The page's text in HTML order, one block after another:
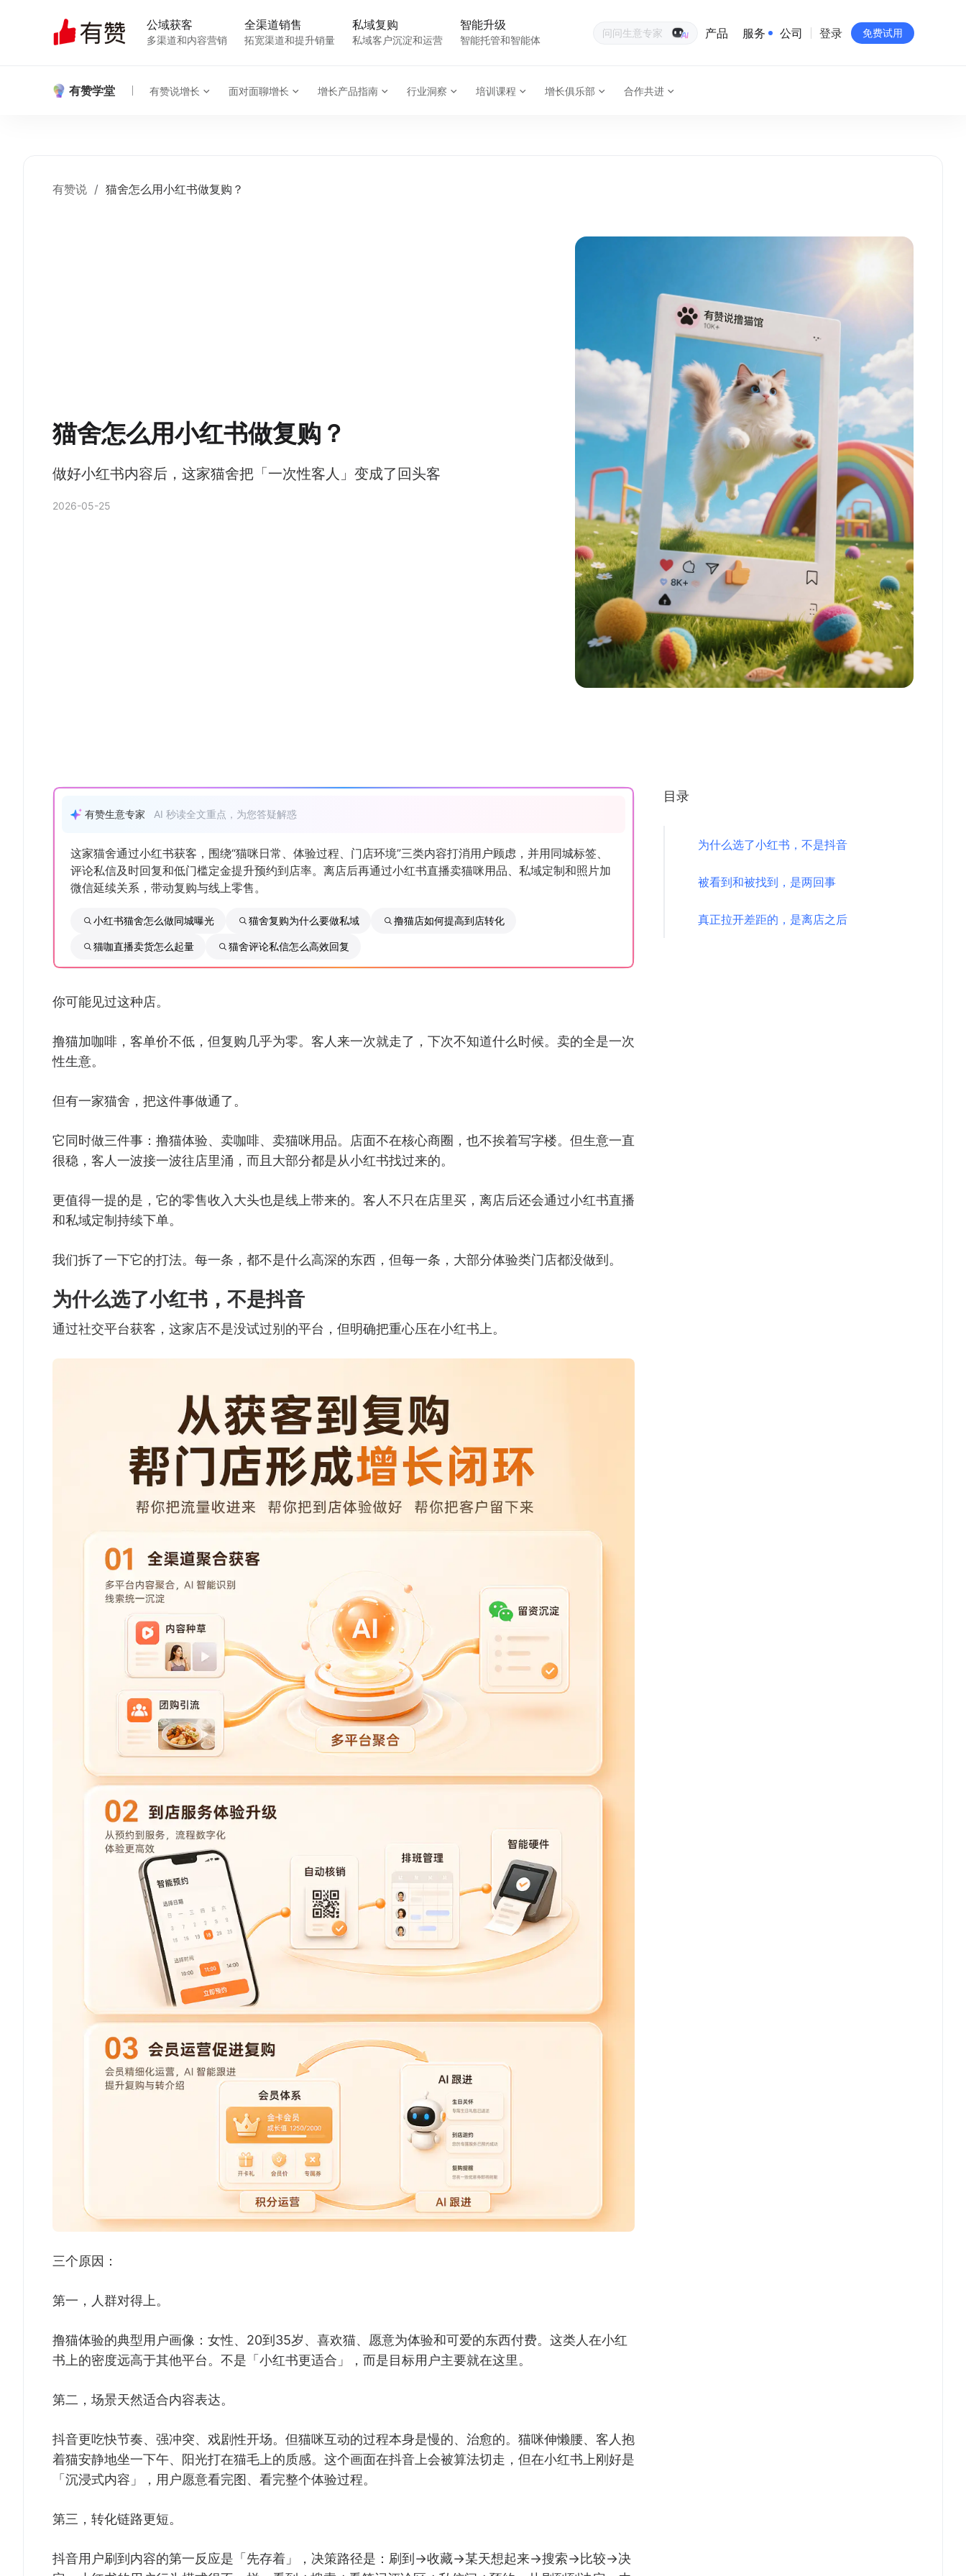
公域获客
多渠道和内容营销
全渠道销售
拓宽渠道和提升销量
私域复购
私域客户沉淀和运营
智能升级
智能托管和智能体
生意专家
产品 服务 公司 登录 免费试用
有赞学堂 有赞说增长 面对面聊增长 增长产品指南 行业洞察 培训课程 增长俱乐部 合作共进
有赞说 / 猫舍怎么用小红书做复购？
猫舍怎么用小红书做复购？
做好小红书内容后，这家猫舍把「一次性客人」变成了回头客
2026-05-25
有赞生意专家 AI 秒读全文重点，为您答疑解惑
这家猫舍通过小红书获客，围绕“猫咪日常、体验过程、门店环境”三类内容打消用户顾虑，并用同城标签、
评论私信及时回复和低门槛定金提升预约到店率。离店后再通过小红书直播卖猫咪用品、私域定制和照片加
微信延续关系，带动复购与线上零售。
小红书猫舍怎么做同城曝光 猫舍复购为什么要做私域 撸猫店如何提高到店转化
猫咖直播卖货怎么起量 猫舍评论私信怎么高效回复
你可能见过这种店。
撸猫加咖啡，客单价不低，但复购几乎为零。客人来一次就走了，下次不知道什么时候。卖的全是一次
性生意。
但有一家猫舍，把这件事做通了。
它同时做三件事：撸猫体验、卖咖啡、卖猫咪用品。店面不在核心商圈，也不挨着写字楼。但生意一直
很稳，客人一波接一波往店里涌，而且大部分都是从小红书找过来的。
更值得一提的是，它的零售收入大头也是线上带来的。客人不只在店里买，离店后还会通过小红书直播
和私域定制持续下单。
我们拆了一下它的打法。每一条，都不是什么高深的东西，但每一条，大部分体验类门店都没做到。
为什么选了小红书，不是抖音
通过社交平台获客，这家店不是没试过别的平台，但明确把重心压在小红书上。
三个原因：
第一，人群对得上。
撸猫体验的典型用户画像：女性、20到35岁、喜欢猫、愿意为体验和可爱的东西付费。这类人在小红
书上的密度远高于其他平台。不是「小红书更适合」，而是目标用户主要就在这里。
第二，场景天然适合内容表达。
抖音更吃快节奏、强冲突、戏剧性开场。但猫咪互动的过程本身是慢的、治愈的。猫咪伸懒腰、客人抱
着猫安静地坐一下午、阳光打在猫毛上的质感。这个画面在抖音上会被算法切走，但在小红书上刚好是
「沉浸式内容」，用户愿意看完图、看完整个体验过程。
第三，转化链路更短。
抖音用户刷到内容的第一反应是「先存着」，决策路径是：刷到→收藏→某天想起来→搜索→比较→决
目录
为什么选了小红书，不是抖音
被看到和被找到，是两回事
真正拉开差距的，是离店之后